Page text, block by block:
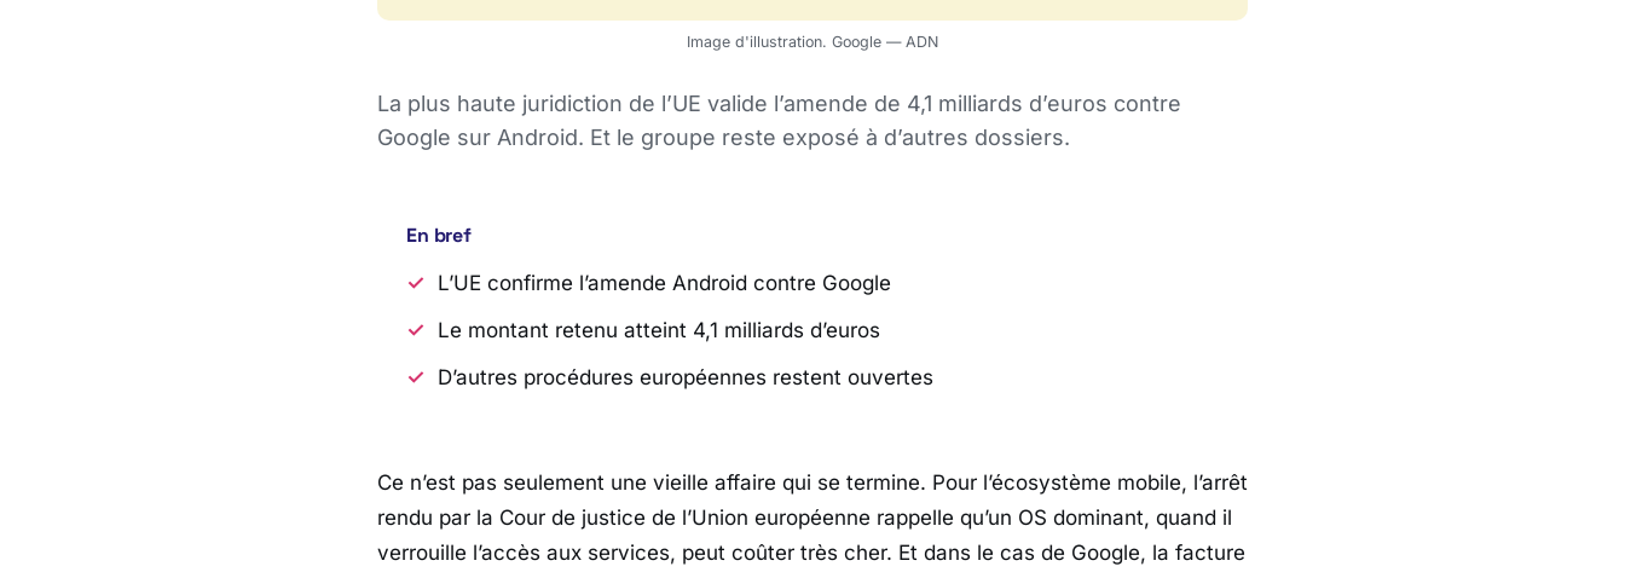
Image d'illustration. Google — ADN
La plus haute juridiction de l’UE valide l’amende de 4,1 milliards d’euros contre
Google sur Android. Et le groupe reste exposé à d’autres dossiers.
En bref
L’UE confirme l’amende Android contre Google
Le montant retenu atteint 4,1 milliards d’euros
D’autres procédures européennes restent ouvertes
Ce n’est pas seulement une vieille affaire qui se termine. Pour l’écosystème mobile, l’arrêt
rendu par la Cour de justice de l’Union européenne rappelle qu’un OS dominant, quand il
verrouille l’accès aux services, peut coûter très cher. Et dans le cas de Google, la facture